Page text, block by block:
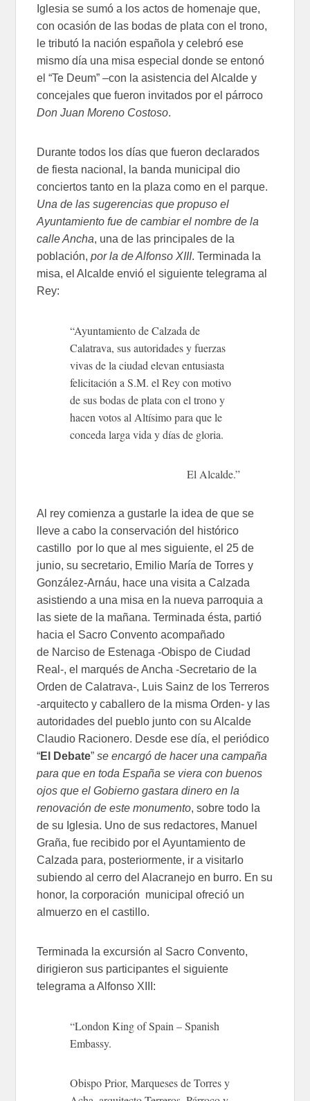
Iglesia se sumó a los actos de homenaje que,
con ocasión de las bodas de plata con el trono,
le tributó la nación española y celebró ese
mismo día una misa especial donde se entonó
el “Te Deum” –con la asistencia del Alcalde y
concejales que fueron invitados por el párroco
Don Juan Moreno Costoso.
Durante todos los días que fueron declarados
de fiesta nacional, la banda municipal dio
conciertos tanto en la plaza como en el parque.
Una de las sugerencias que propuso el
Ayuntamiento fue de cambiar el nombre de la
calle Ancha, una de las principales de la
población,por la de Alfonso XIII. Terminada la
misa, el Alcalde envió el siguiente telegrama al
Rey:
“Ayuntamiento de Calzada de
Calatrava, sus autoridades y fuerzas
vivas de la ciudad elevan entusiasta
felicitación a S.M. el Rey con motivo
de sus bodas de plata con el trono y
hacen votos al Altísimo para que le
conceda larga vida y días de gloria.
El Alcalde.”
Al rey comienza a gustarle la idea de que se
lleve a cabo la conservación del histórico
castillo por lo que al mes siguiente, el 25 de
junio, su secretario, Emilio María de Torres y
González-Arnáu, hace una visita a Calzada
asistiendo a una misa en la nueva parroquia a
las siete de la mañana. Terminada ésta, partió
hacia el Sacro Convento acompañado
de Narciso de Estenaga -Obispo de Ciudad
Real-, el marqués de Ancha -Secretario de la
Orden de Calatrava-, Luis Sainz de los Terreros
-arquitecto y caballero de la misma Orden- y las
autoridades del pueblo junto con su Alcalde
Claudio Racionero. Desde ese día, el periódico
“El Debate”se encargó de hacer una campaña
para que en toda España se viera con buenos
ojos que el Gobierno gastara dinero en la
renovación de este monumento, sobre todo la
de su Iglesia. Uno de sus redactores, Manuel
Graña, fue recibido por el Ayuntamiento de
Calzada para, posteriormente, ir a visitarlo
subiendo al cerro del Alacranejo en burro. En su
honor, la corporación municipal ofreció un
almuerzo en el castillo.
Terminada la excursión al Sacro Convento,
dirigieron sus participantes el siguiente
telegrama a Alfonso XIII:
“London King of Spain – Spanish
Embassy.
Obispo Prior, Marqueses de Torres y